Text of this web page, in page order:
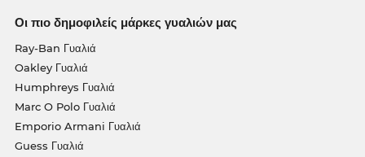
Οι πιο δημοφιλείς μάρκες γυαλιών μας
Ray-Ban Γυαλιά
Oakley Γυαλιά
Humphreys Γυαλιά
Marc O Polo Γυαλιά
Emporio Armani Γυαλιά
Guess Γυαλιά